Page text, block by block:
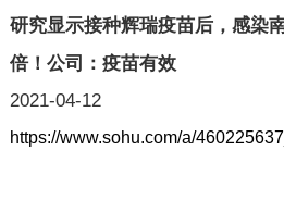
研究显示接种辉瑞疫苗后，感染
倍！公司：疫苗有效
2021-04-12
https://www.sohu.com/a/